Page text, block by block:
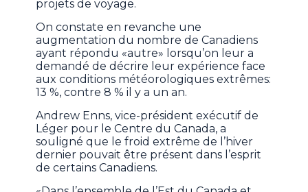
projets de voyage.
On constate en revanche une
augmentation du nombre de Canadiens
ayant répondu «autre» lorsqu’on leur a
demandé de décrire leur expérience face
aux conditions météorologiques extrêmes:
13 %, contre 8 % il y a un an.
Andrew Enns, vice-président exécutif de
Léger pour le Centre du Canada, a
souligné que le froid extrême de l’hiver
dernier pouvait être présent dans l’esprit
de certains Canadiens.